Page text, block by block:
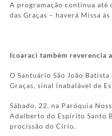
A programação continua até
das Graças – haverá Missa
Icoaraci também reverencia
O Santuário São João
Graças, sinal inabalável de
Sábado, 22, na Paróquia
Adalberto do Espírito Santo
procissão do Círio.